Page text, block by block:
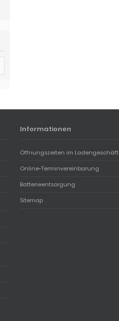
Informationen
Öffnungszeiten im Ladengeschäft
Online-Terminvereinbarung
Batterieentsorgung
Sitemap